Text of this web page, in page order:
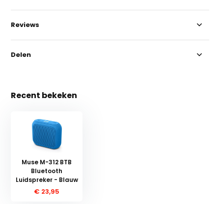
Reviews
Delen
Recent bekeken
Muse M-312 BTB
Bluetooth
Luidspreker - Blauw
€ 23,95